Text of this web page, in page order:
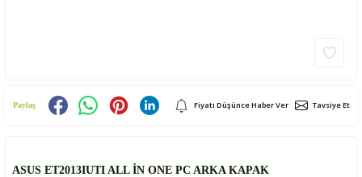
Paylaş Fiyatı Düşünce Haber Ver Tavsiye Et
ASUS ET2013IUTI ALL İN ONE PC ARKA KAPAK